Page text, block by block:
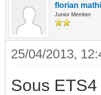
florian
Junior Member
25/04/2013,
Sous